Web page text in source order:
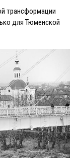
трансформации
для Тюменской